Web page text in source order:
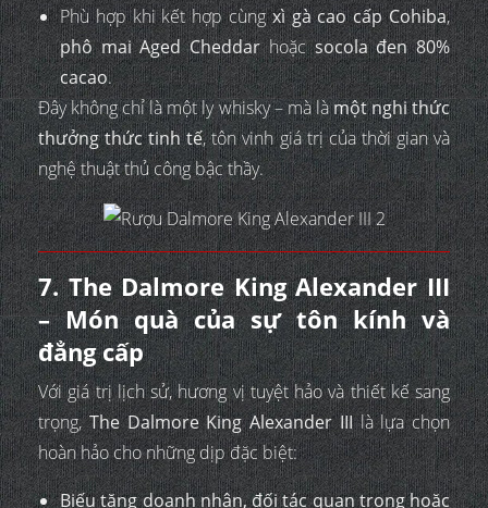
Phù hợp khi kết hợp cùngxì gà cao cấp Cohiba,
phô mai Aged Cheddarhoặcsocola đen 80%
cacao.
Đây không chỉ là một ly whisky – mà làmột nghi thức
thưởng thức tinh tế, tôn vinh giá trị của thời gian và
nghệ thuật thủ công bậc thầy.
7. The Dalmore King Alexander III
– Món quà của sự tôn kính và
đẳng cấp
Với giá trị lịch sử, hương vị tuyệt hảo và thiết kế sang
trọng,The Dalmore King Alexander IIIlà lựa chọn
hoàn hảo cho những dịp đặc biệt:
Biếu tặng doanh nhân, đối tác quan trọng hoặc